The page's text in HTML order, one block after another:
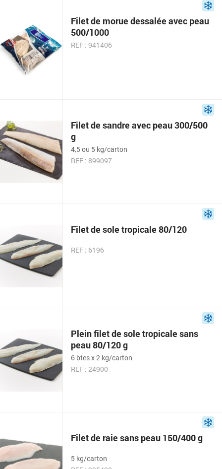
Filet de morue dessalée avec peau
500/1000
REF : 941406
Filet de sandre avec peau 300/500
g
4,5 ou 5 kg/carton
REF : 899097
Filet de sole tropicale 80/120
REF : 6196
Plein filet de sole tropicale sans
peau 80/120 g
6 btes x 2 kg/carton
REF : 24900
Filet de raie sans peau 150/400 g
5 kg/carton